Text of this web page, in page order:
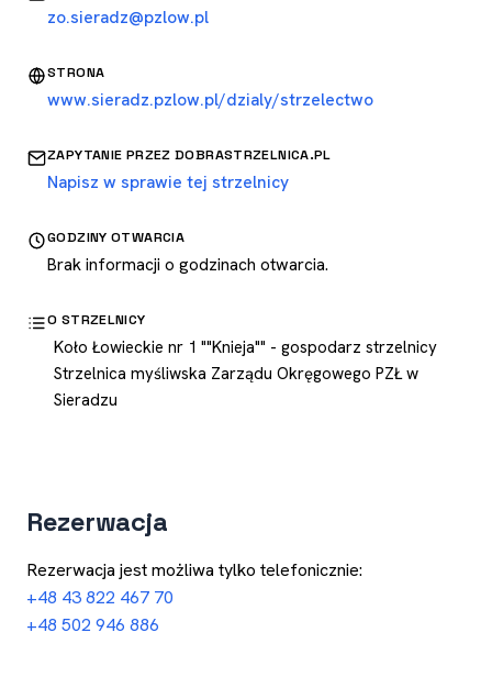
zo.sieradz@pzlow.pl
STRONA
www.sieradz.pzlow.pl/dzialy/strzelectwo
ZAPYTANIE PRZEZ DOBRASTRZELNICA.PL
Napisz w sprawie tej strzelnicy
GODZINY OTWARCIA
Brak informacji o godzinach otwarcia.
O STRZELNICY
Koło Łowieckie nr 1 ""Knieja"" - gospodarz strzelnicy
Strzelnica myśliwska Zarządu Okręgowego PZŁ w
Sieradzu
Rezerwacja
Rezerwacja jest możliwa tylko telefonicznie:
+48 43 822 467 70
+48 502 946 886